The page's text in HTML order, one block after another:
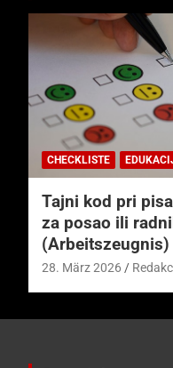
CHECKLISTE
Tajni kod pri
za posao ili
(Arbeitszeugnis)
28. März 2026